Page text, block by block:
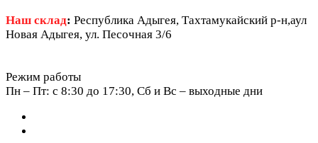
Наш склад: Республика Адыгея, Тахтамукайский р-н,аул
Новая Адыгея, ул. Песочная 3/6
Режим работы
Пн – Пт: c 8:30 до 17:30, Сб и Вс – выходные дни